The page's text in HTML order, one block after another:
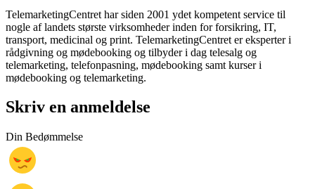
TelemarketingCentret har siden 2001 ydet kompetent service til
nogle af landets største virksomheder inden for forsikring, IT,
transport, medicinal og print. TelemarketingCentret er eksperter i
rådgivning og mødebooking og tilbyder i dag telesalg og
telemarketing, telefonpasning, mødebooking samt kurser i
mødebooking og telemarketing.
Skriv en anmeldelse
Din Bedømmelse